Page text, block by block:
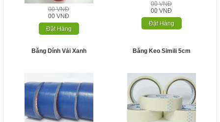
00 VNĐ
00 VNĐ
Đặt Hàng
00 VNĐ
00 VNĐ
Đặt Hàng
Băng Dính Vải Xanh Băng Keo Simili 5cm